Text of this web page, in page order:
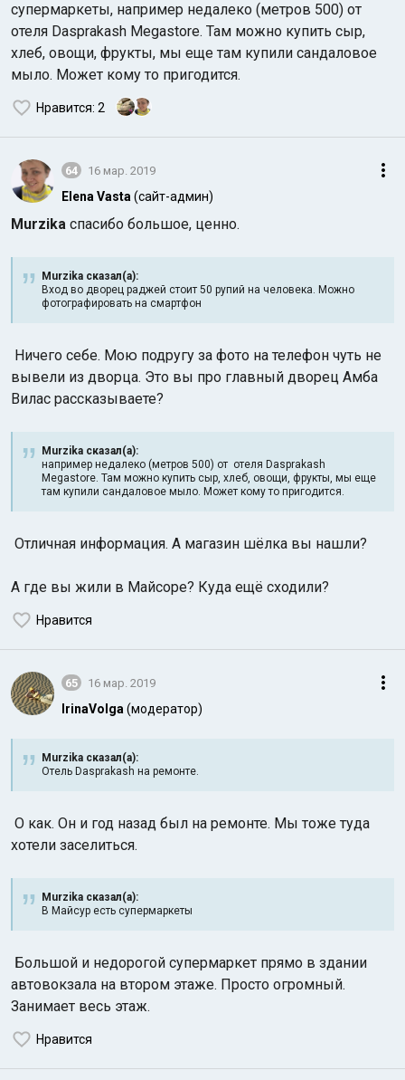
супермаркеты, например недалеко (метров 500) от
отеля Dasprakash Megastore. Там можно купить сыр,
хлеб, овощи, фрукты, мы еще там купили сандаловое
мыло. Может кому то пригодится.
Нравится: 2
64 16 мар. 2019
Elena Vasta (сайт-админ)
Murzika спасибо большое, ценно.
Murzika сказал(а):
Вход во дворец раджей стоит 50 рупий на человека. Можно
фотографировать на смартфон
Ничего себе. Мою подругу за фото на телефон чуть не
вывели из дворца. Это вы про главный дворец Амба
Вилас рассказываете?
Murzika сказал(а):
например недалеко (метров 500) от отеля Dasprakash
Megastore. Там можно купить сыр, хлеб, овощи, фрукты, мы еще
там купили сандаловое мыло. Может кому то пригодится.
Отличная информация. А магазин шёлка вы нашли?
А где вы жили в Майсоре? Куда ещё сходили?
Нравится
65 16 мар. 2019
IrinaVolga (модератор)
Murzika сказал(а):
Отель Dasprakash на ремонте.
О как. Он и год назад был на ремонте. Мы тоже туда
хотели заселиться.
Murzika сказал(а):
В Майсур есть супермаркеты
Большой и недорогой супермаркет прямо в здании
автовокзала на втором этаже. Просто огромный.
Занимает весь этаж.
Нравится